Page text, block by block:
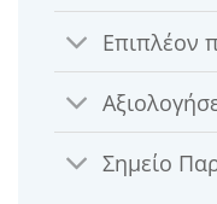
Επιπλέον
Σημείο